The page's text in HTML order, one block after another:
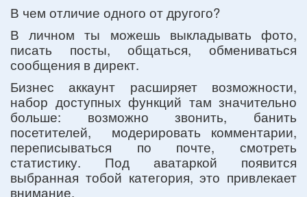
В чем отличие одного от другого?
В личном ты можешь выкладывать фото,
писать посты, общаться, обмениваться
сообщения в директ.
Бизнес аккаунт расширяет возможности,
набор доступных функций там значительно
больше: возможно звонить, банить
посетителей, модерировать комментарии,
переписываться по почте, смотреть
статистику. Под аватаркой появится
выбранная тобой категория, это привлекает
внимание.